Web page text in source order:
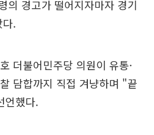
의 경고가 떨어지자마자 경기
.
더불어민주당 의원이 유통·
담합까지 직접 겨냥하며 "끝
언했다.